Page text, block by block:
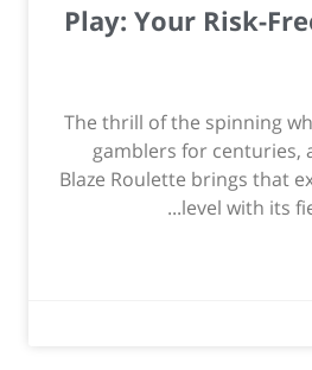
Play: Your Risk-
The thrill of the spinning
gamblers for centuries,
Blaze Roulette brings that
level with its